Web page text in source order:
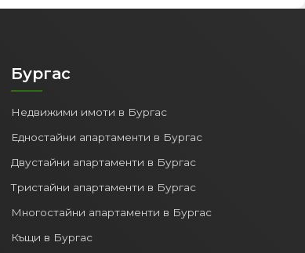
Бургас
Недвижими имоти в Бургас
Едностайни апартаменти в Бургас
Двустайни апартаменти в Бургас
Тристайни апартаменти в Бургас
Многостайни апартаменти в Бургас
Къщи в Бургас